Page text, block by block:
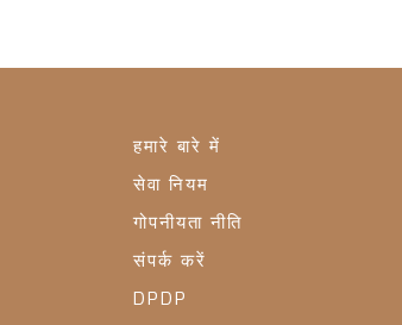
हमारे बारे में
सेवा नियम
गोपनीयता नीति
संपर्क करें
DPDP